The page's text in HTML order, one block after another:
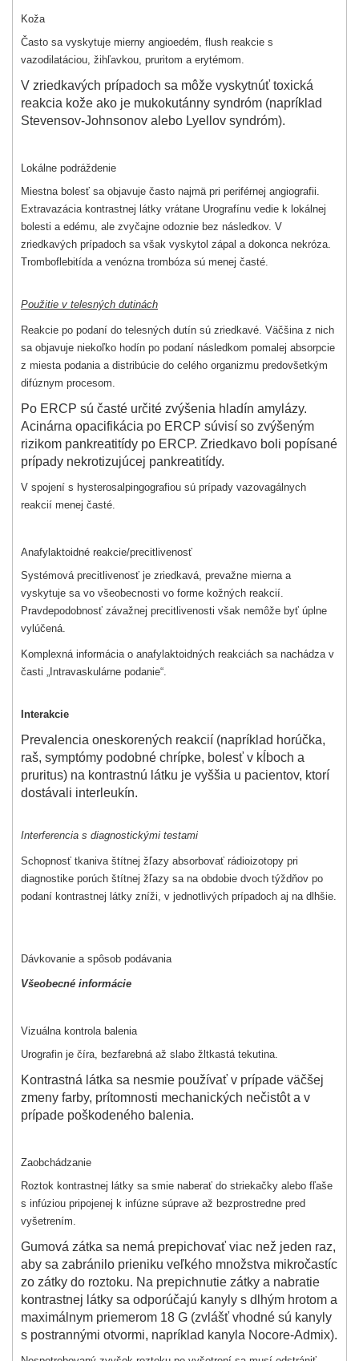
Koža
Často sa vyskytuje mierny angioedém, flush reakcie s
vazodilatáciou, žihľavkou, pruritom a erytémom.
V zriedkavých prípadoch sa môže vyskytnúť toxická
reakcia kože ako je mukokutánny syndróm (napríklad
Stevensov-Johnsonov alebo Lyellov syndróm).
Lokálne podráždenie
Miestna bolesť sa objavuje často najmä pri periférnej angiografii.
Extravazácia kontrastnej látky vrátane Urografínu vedie k lokálnej
bolesti a edému, ale zvyčajne odoznie bez následkov. V
zriedkavých prípadoch sa však vyskytol zápal a dokonca nekróza.
Tromboflebitída a venózna trombóza sú menej časté.
Použitie v telesných dutinách
Reakcie po podaní do telesných dutín sú zriedkavé. Väčšina z nich
sa objavuje niekoľko hodín po podaní následkom pomalej absorpcie
z miesta podania a distribúcie do celého organizmu predovšetkým
difúznym procesom.
Po ERCP sú časté určité zvýšenia hladín amylázy.
Acinárna opacifikácia po ERCP súvisí so zvýšeným
rizikom pankreatitídy po ERCP. Zriedkavo boli popísané
prípady nekrotizujúcej pankreatitídy.
V spojení s hysterosalpingografiou sú prípady vazovagálnych
reakcií menej časté.
Anafylaktoidné reakcie/precitlivenosť
Systémová precitlivenosť je zriedkavá, prevažne mierna a
vyskytuje sa vo všeobecnosti vo forme kožných reakcií.
Pravdepodobnosť závažnej precitlivenosti však nemôže byť úplne
vylúčená.
Komplexná informácia o anafylaktoidných reakciách sa nachádza v
časti „Intravaskulárne podanie“.
Interakcie
Prevalencia oneskorených reakcií (napríklad horúčka,
raš, symptómy podobné chrípke, bolesť v kĺboch a
pruritus) na kontrastnú látku je vyššia u pacientov, ktorí
dostávali interleukín.
Interferencia s diagnostickými testami
Schopnosť tkaniva štítnej žľazy absorbovať rádioizotopy pri
diagnostike porúch štítnej žľazy sa na obdobie dvoch týždňov po
podaní kontrastnej látky zníži, v jednotlivých prípadoch aj na dlhšie.
Dávkovanie a spôsob podávania
Všeobecné informácie
Vizuálna kontrola balenia
Urografin je číra, bezfarebná až slabo žltkastá tekutina.
Kontrastná látka sa nesmie používať v prípade väčšej
zmeny farby, prítomnosti mechanických nečistôt a v
prípade poškodeného balenia.
Zaobchádzanie
Roztok kontrastnej látky sa smie naberať do striekačky alebo fľaše
s infúziou pripojenej k infúzne súprave až bezprostredne pred
vyšetrením.
Gumová zátka sa nemá prepichovať viac než jeden raz,
aby sa zabránilo prieniku veľkého množstva mikročastíc
zo zátky do roztoku. Na prepichnutie zátky a nabratie
kontrastnej látky sa odporúčajú kanyly s dlhým hrotom a
maximálnym priemerom 18 G (zvlášť vhodné sú kanyly
s postrannými otvormi, napríklad kanyla Nocore-Admix).